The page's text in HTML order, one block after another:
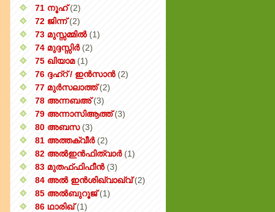
71 നൂഹ് (2)
72 ജിന്ന് (2)
73 മുസ്സമ്മിൽ (1)
74 മുദ്ദസ്സിർ (2)
75 ഖിയാമ (1)
76 ദ്ദഹ്റ് / ഇൻസാൻ (2)
77 മുർസലാത്ത് (2)
78 അന്നബഅ് (3)
79 അന്നാസിആത്ത്‌ (3)
80 അബസ (3)
81 അത്തക്‌വീർ (2)
82 അൽഇൻഫിത്വാർ (1)
83 മുതഫ്ഫിഫീൻ (3)
84 അൽ ഇൻശിഖ്വാഖ്വ് (2)
85 അൽബുറൂജ് (1)
86 ഥാരിഖ് (1)